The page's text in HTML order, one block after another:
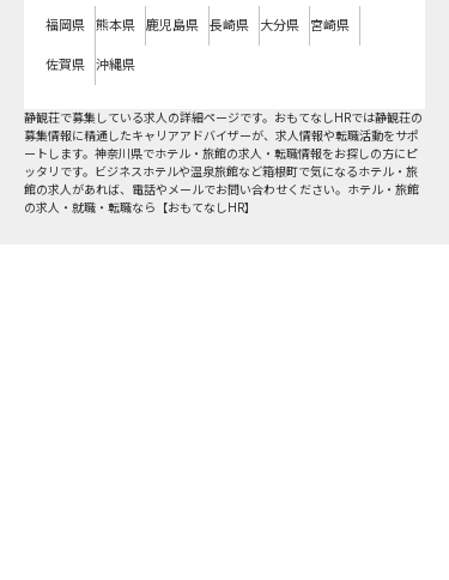
福岡県 熊本県 鹿児島県 長崎県 大分県 宮崎県
佐賀県 沖縄県
静観荘で募集している求人の詳細ページです。おもてなしHRでは静観荘の
募集情報に精通したキャリアアドバイザーが、求人情報や転職活動をサポ
ートします。神奈川県でホテル・旅館の求人・転職情報をお探しの方にピ
ッタリです。ビジネスホテルや温泉旅館など箱根町で気になるホテル・旅
館の求人があれば、電話やメールでお問い合わせください。ホテル・旅館
の求人・就職・転職なら【おもてなしHR】